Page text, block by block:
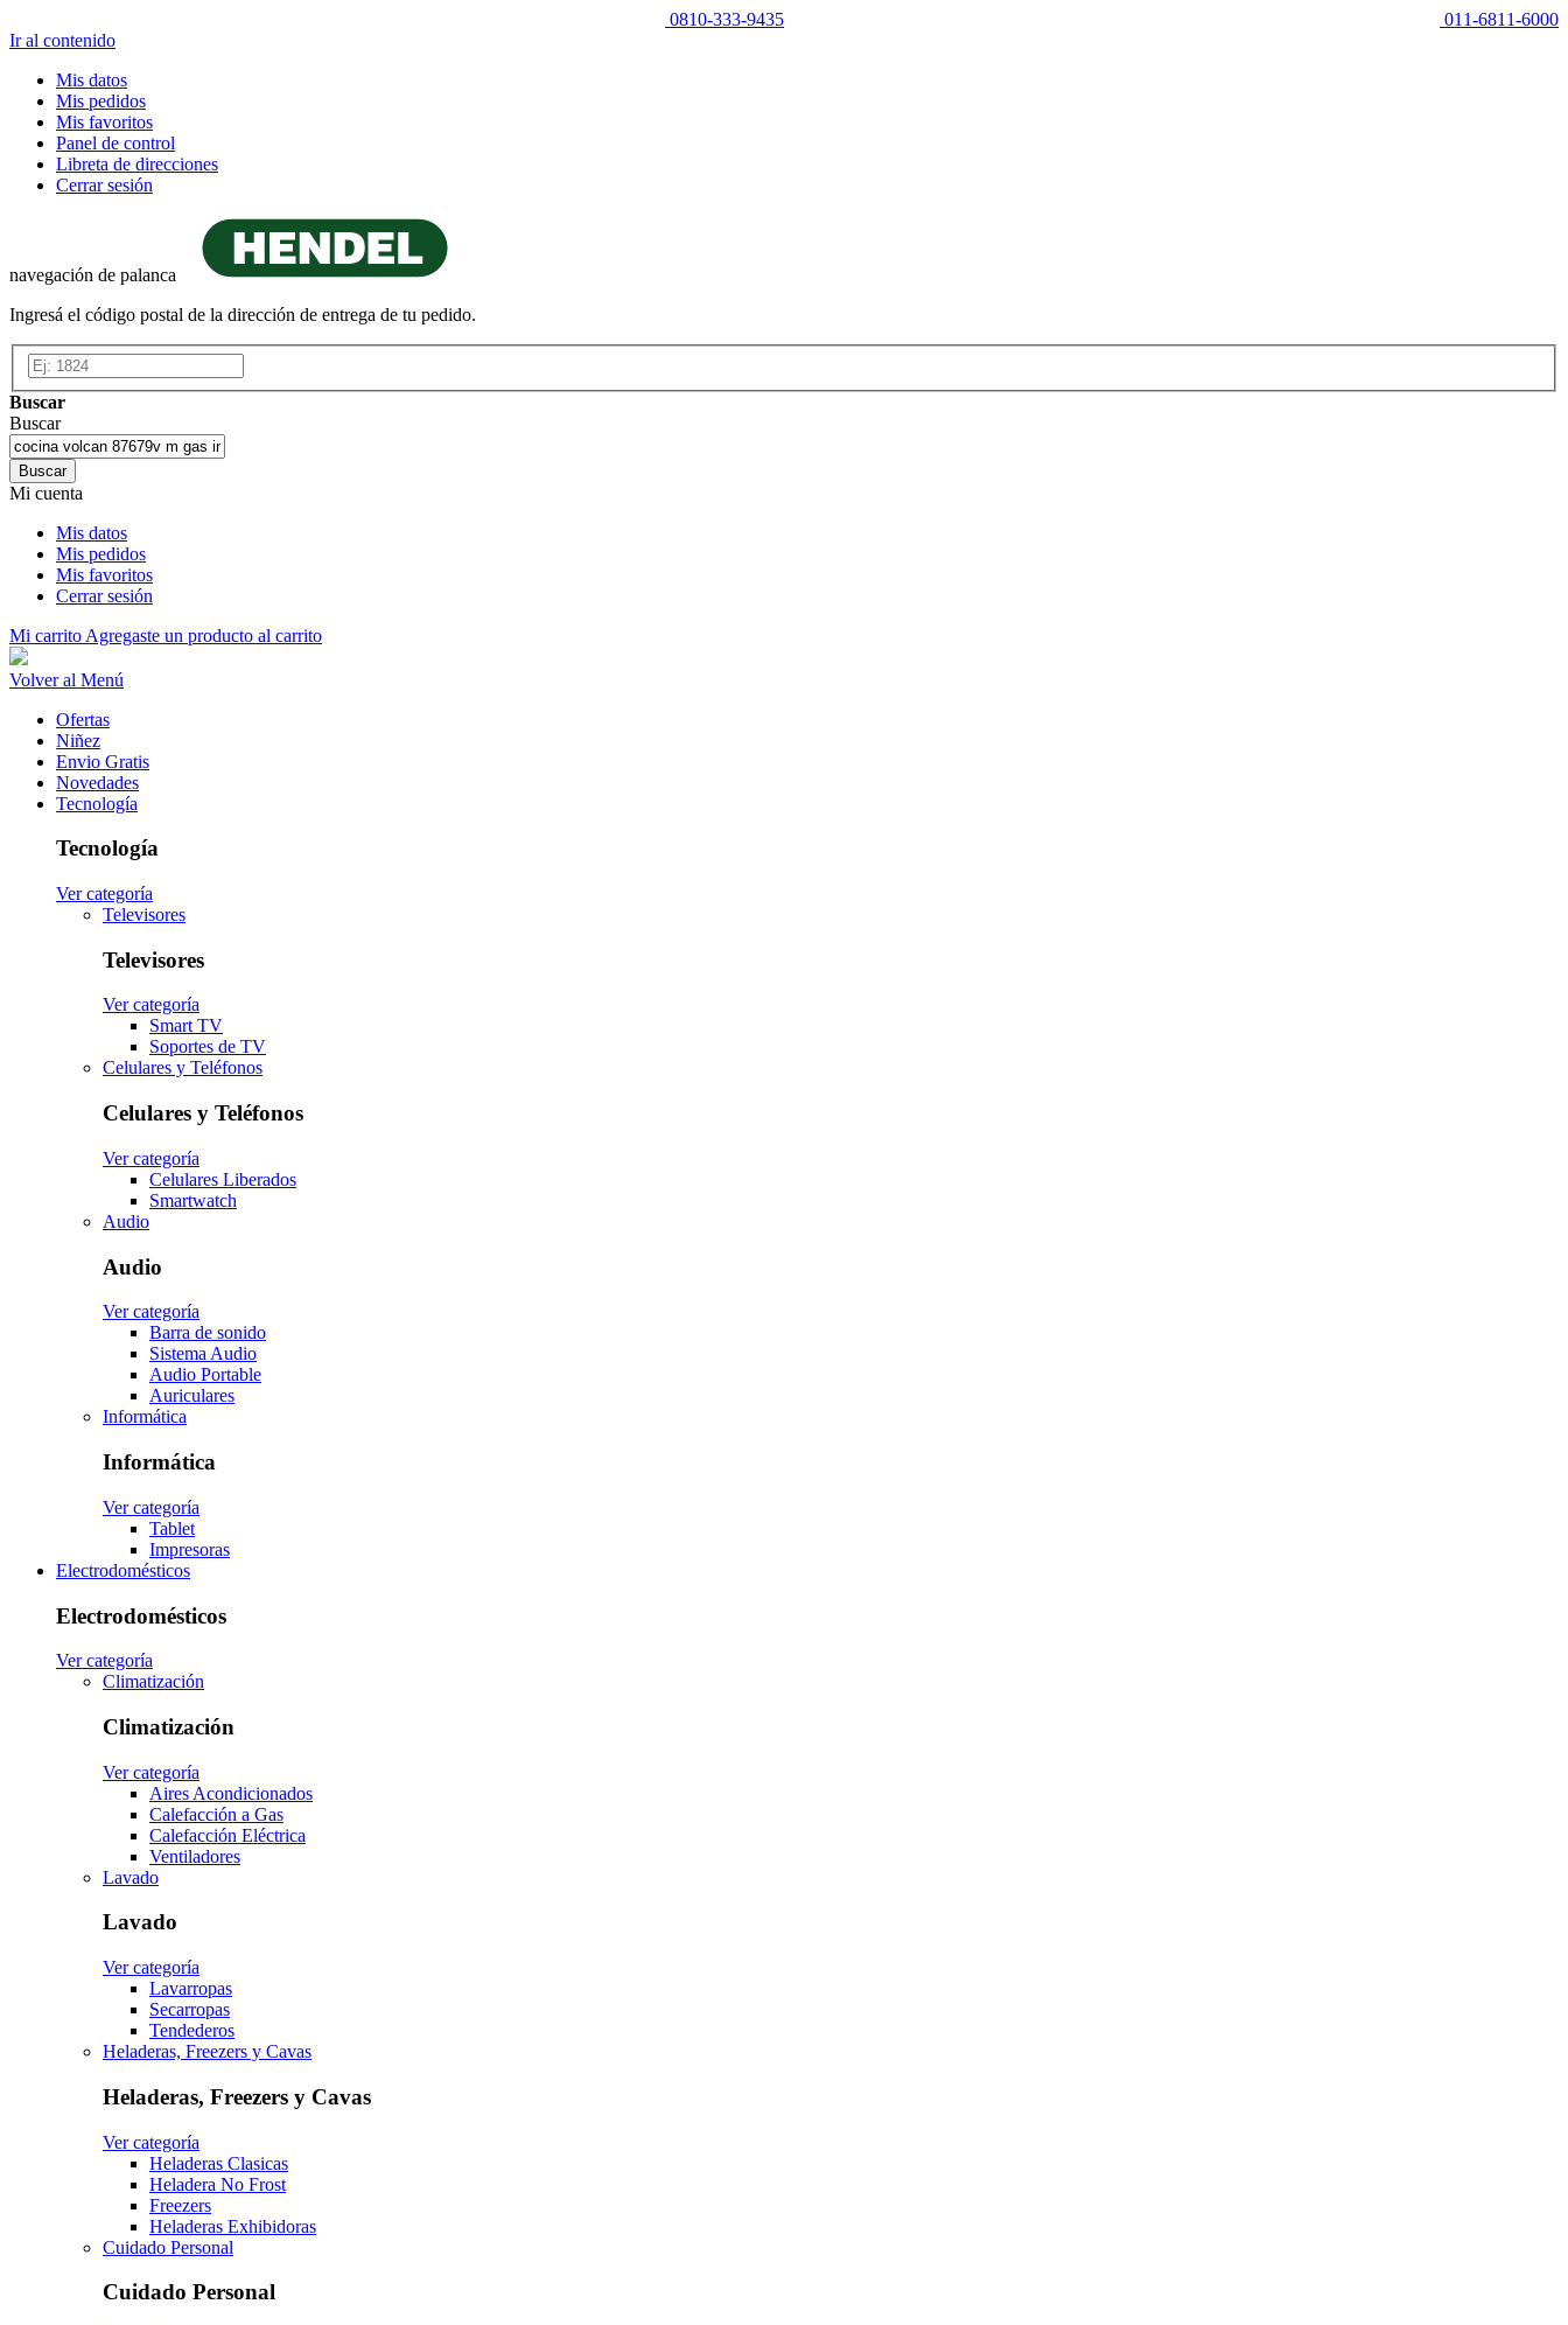
0810-333-9435
011-6811-6000
Ir al contenido
Mis datos
Mis pedidos
Mis favoritos
Panel de control
Libreta de direcciones
Cerrar sesión
navegación de palanca
Ingresá el código postal de la dirección de entrega de tu pedido.
Buscar
Buscar
Buscar
Mi cuenta
Mis datos
Mis pedidos
Mis favoritos
Cerrar sesión
Mi carrito Agregaste un producto al carrito
Volver al Menú
Ofertas
Niñez
Envio Gratis
Novedades
Tecnología
Tecnología
Ver categoría
Televisores
Televisores
Ver categoría
Smart TV
Soportes de TV
Celulares y Teléfonos
Celulares y Teléfonos
Ver categoría
Celulares Liberados
Smartwatch
Audio
Audio
Ver categoría
Barra de sonido
Sistema Audio
Audio Portable
Auriculares
Informática
Informática
Ver categoría
Tablet
Impresoras
Electrodomésticos
Electrodomésticos
Ver categoría
Climatización
Climatización
Ver categoría
Aires Acondicionados
Calefacción a Gas
Calefacción Eléctrica
Ventiladores
Lavado
Lavado
Ver categoría
Lavarropas
Secarropas
Tendederos
Heladeras, Freezers y Cavas
Heladeras, Freezers y Cavas
Ver categoría
Heladeras Clasicas
Heladera No Frost
Freezers
Heladeras Exhibidoras
Cuidado Personal
Cuidado Personal